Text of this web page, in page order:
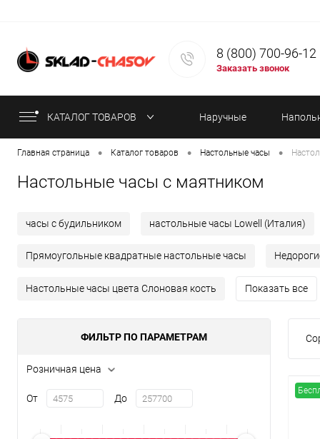
8 (800) 700-96-12
Заказать звонок
КАТАЛОГ ТОВАРОВ Наручные
Главная страница • Каталог товаров • Настольные часы •
Настольные часы с маятником
часы с будильником настольные часы Lowell (Италия)
Прямоугольные квадратные настольные часы
Настольные часы цвета Слоновая кость Показать все
ФИЛЬТР ПО ПАРАМЕТРАМ
Розничная цена
От До